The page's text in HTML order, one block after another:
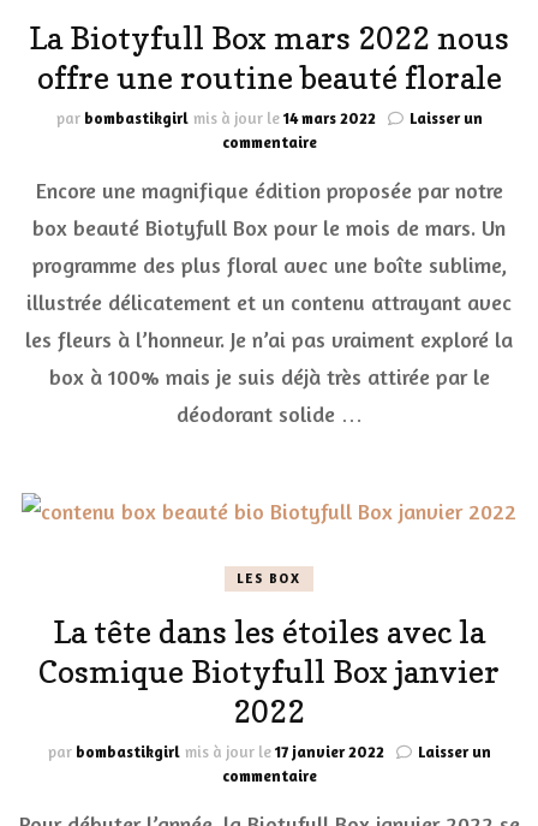
La Biotyfull Box mars 2022 nous
offre une routine beauté florale
par bombastikgirl mis à jour le14 mars 2022
Laisser un
commentairesur
Biotyfull
mars
2022
offre
une
beauté
florale
Encore une magnifique édition proposée par notre
box beauté Biotyfull Box pour le mois de mars. Un
programme des plus floral avec une boîte sublime,
illustrée délicatement et un contenu attrayant avec
les fleurs à l’honneur. Je n’ai pas vraiment exploré la
box à 100% mais je suis déjà très attirée par le
déodorant solide …
LES BOX
La tête dans les étoiles avec la
Cosmique Biotyfull Box janvier
2022
par bombastikgirl mis à jour le17 janvier 2022
Laisser un
commentairesur